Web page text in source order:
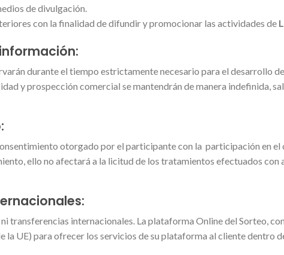
de divulgación.
con la finalidad de difundir y promocionar las actividades de
durante el tiempo estrictamente necesario para el desarrollo
y prospección comercial se mantendrán de manera indefinida,
otorgado por el participante con la participación en el
ello no afectará a la licitud de los tratamientos efectuados con
transferencias internacionales. La plataforma Online del Sorteo,
la UE) para ofrecer los servicios de su plataforma al cliente